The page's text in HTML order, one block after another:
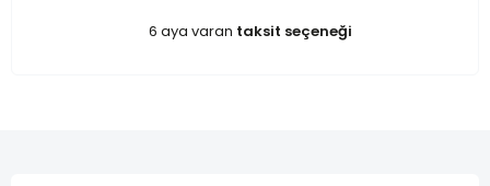
6 aya varan taksit seçeneği